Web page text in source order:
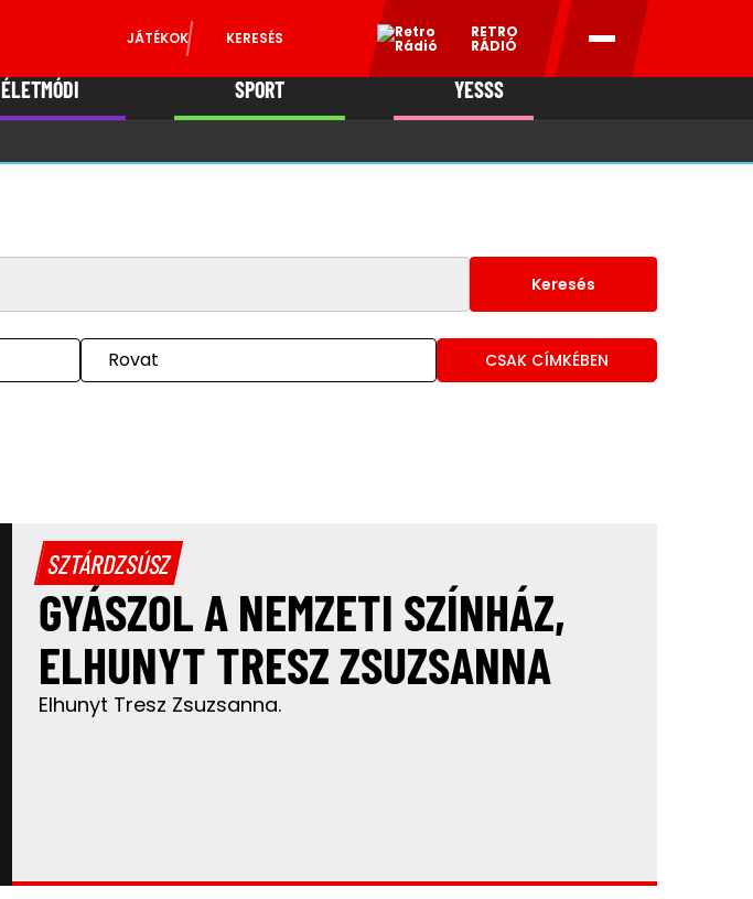
JÁTÉKOK KERESÉS RETRO
RÁDIÓ
ÉLETMÓDI SPORT YESSS
Keresés
Rovat CSAK CÍMKÉBEN
SZTÁRDZSÚSZ
GYÁSZOL A NEMZETI SZÍNHÁZ,
ELHUNYT TRESZ ZSUZSANNA
Elhunyt Tresz Zsuzsanna.